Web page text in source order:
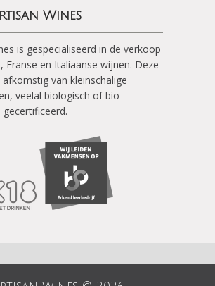
Wines
is gespecialiseerd in de verkoop
Franse en Italiaanse wijnen. Deze
van kleinschalige
veelal biologisch of bio-
gecertificeerd.